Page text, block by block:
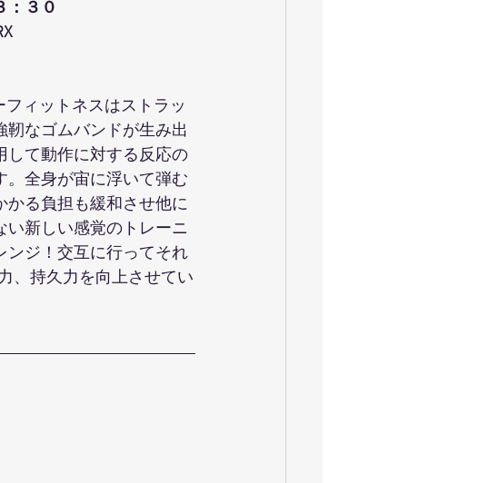
：３０
フィットネスはストラッ
靭なゴムバンドが生み出
して動作に対する反応の
。全身が宙に浮いて弾む
かる負担も緩和させ他に
い新しい感覚のトレーニ
ンジ！交互に行ってそれ
、持久力を向上させてい